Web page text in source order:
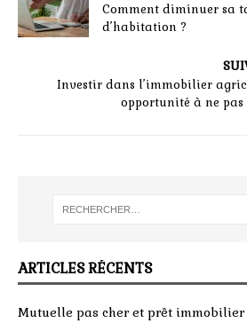
Comment diminuer sa
d’habitation ?
Investir dans l’immobilier
opportunité à ne
ARTICLES RÉCENTS
Mutuelle pas cher et prêt